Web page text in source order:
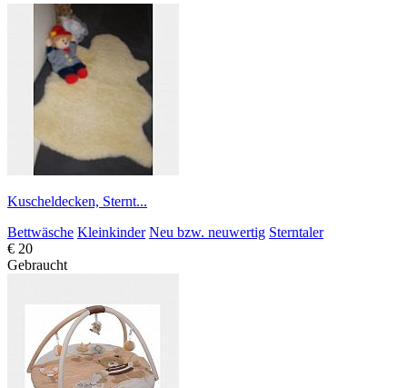
Kuscheldecken, Sternt...
Bettwäsche Kleinkinder Neu bzw. neuwertig Sterntaler
€ 20
Gebraucht